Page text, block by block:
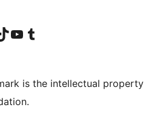
de Instagram
conta de LinkedIn
a nosa conta de TikTok
Visita a nosa canle de YouTube
Visita a nosa conta de Tumblr
is the intellectual property